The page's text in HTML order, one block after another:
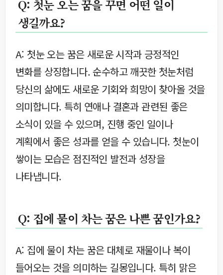
Q: 첫눈 오는 꿈을 꾸면 어떤 일이
생길까요?
A: 첫눈 오는 꿈은 새로운 시작과 긍정적인
변화를 상징합니다. 순수하고 깨끗한 첫눈처럼
당신의 삶에도 새로운 기회와 희망이 찾아올 것을
의미합니다. 특히 연애나 결혼과 관련된 좋은
소식이 있을 수 있으며, 진행 중인 일이나
계획에서 좋은 성과를 얻을 수 있습니다. 첫눈이
쌓이는 모습은 점진적인 발전과 성장을
나타냅니다.
Q: 집에 물이 차는 꿈은 나쁜 꿈인가요?
A: 집에 물이 차는 꿈은 대체로 재물이나 복이
들어오는 것을 의미하는 길몽입니다. 특히 맑은